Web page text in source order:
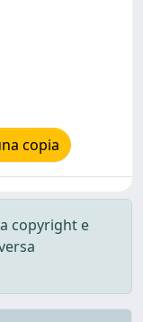
copia
copyright e